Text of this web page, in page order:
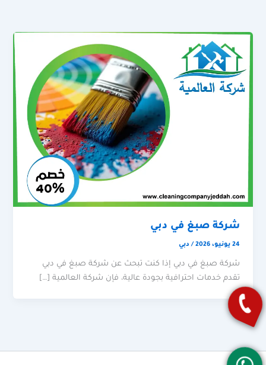
شركة صبغ في دبي
24 يونيو، 2026 / دبي
شركة صبغ في دبي إذا كنت تبحث عن شركة صبغ في دبي
تقدم خدمات احترافية بجودة عالية، فإن شركة العالمية […]